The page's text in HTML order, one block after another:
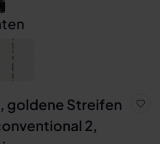
goldene Streifen
2,